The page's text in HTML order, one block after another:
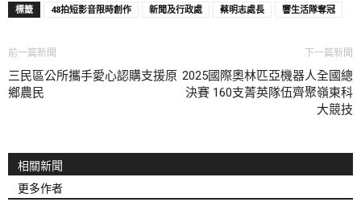
標籤 48拍短影音限時創作 新聞及行政處 蔡明志處長 響生活隊奪冠
前一篇新聞
三民區公所攜手愛心認購支援原
鄉農民
下一篇新聞
2025國際奧林匹亞機器人全國總
決賽 160支菁英隊伍齊聚嶺東科
大競技
相關新聞
更多作者